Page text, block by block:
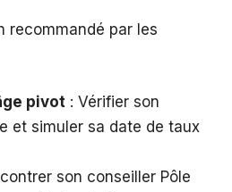
recommandé par les
pivot : Vérifier son
et simuler sa date de taux
son conseiller Pôle